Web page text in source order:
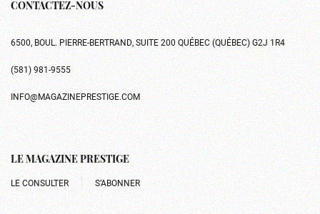
CONTACTEZ-NOUS
6500, BOUL. PIERRE-BERTRAND, SUITE 200 QUÉBEC (QUÉBEC) G2J 1R4
(581) 981-9555
INFO@MAGAZINEPRESTIGE.COM
LE MAGAZINE PRESTIGE
LE CONSULTER S’ABONNER